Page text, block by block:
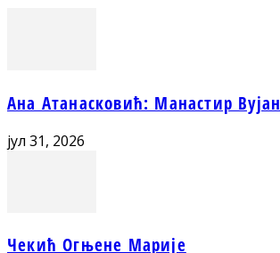
Ана Атанасковић: Манастир Вујан
јул 31, 2026
Чекић Огњене Марије